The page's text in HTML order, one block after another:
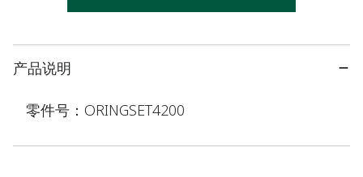
产品说明
零件号：ORINGSET4200